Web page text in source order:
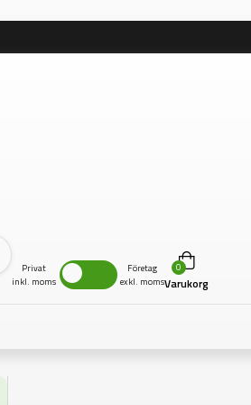
Privat
inkl. moms
Företag
exkl. moms
0
Varukorg